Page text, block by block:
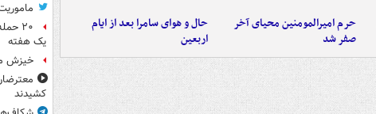
حرم امیرالمومنین محیای آخر
صفر شد
حال و هوای سامرا بعد از ایام
اربعین
۲۰
یک هفته
خیزش
کشیدند